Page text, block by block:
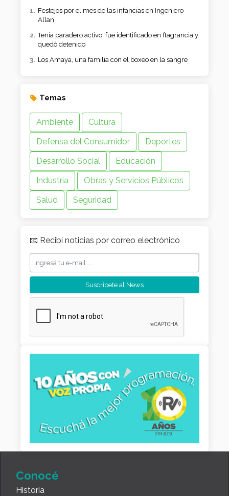
Festejos por el mes de las infancias en Ingeniero
Allan
Tenía paradero activo, fue identificado en flagrancia y
quedó detenido
Los Amaya, una familia con el boxeo en la sangre
Temas
Ambiente
Cultura
Defensa del Consumidor
Deportes
Desarrollo Social
Educación
Industria
Obras y Servicios Públicos
Salud
Seguridad
📧 Recibí noticias por correo electrónico
Conocé
Historia